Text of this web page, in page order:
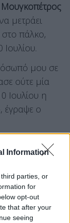
Information
parties, or
for
opt-out
that after your
seeing
μετράει
πάλκο,
Ιουλίου.
μου σε
ούτε μία
Ιουλίου η
έγραψε ο